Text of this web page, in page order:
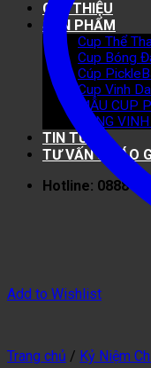
GIỚI THIỆU
SẢN PHẨM
Cup Thể
Cup Bóng
Cúp
Cup Vinh
MẪU CUP
BẢNG
TIN TỨC
TƯ VẤN & BÁO
Hotline: 0888
Add to Wishlist
Trang chủ / Kỷ Niệm